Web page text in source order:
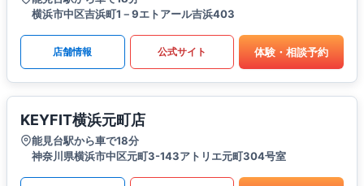
横浜市中区吉浜町1－9エトアール吉浜403
店舗情報 公式サイト 体験・相談予約
KEYFIT横浜元町店
能見台駅から車で18分
神奈川県横浜市中区元町3-143アトリエ元町304号室